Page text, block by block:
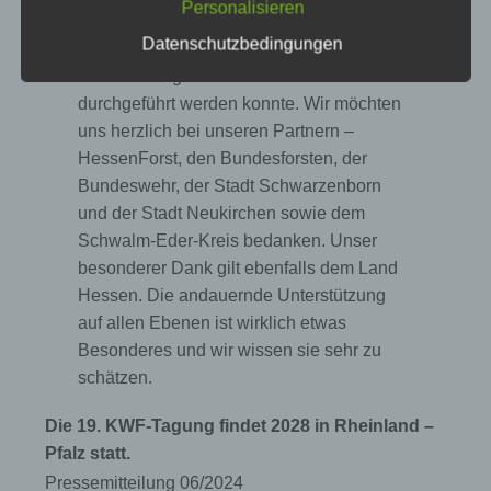
dieses Arbeitsumfangs nur in enormer
durchgeführt werden konnte. Wir möchten
uns herzlich bei unseren Partnern –
HessenForst, den Bundesforsten, der
Bundeswehr, der Stadt Schwarzenborn
und der Stadt Neukirchen sowie dem
Schwalm-Eder-Kreis bedanken. Unser
besonderer Dank gilt ebenfalls dem Land
Hessen. Die andauernde Unterstützung
auf allen Ebenen ist wirklich etwas
Besonderes und wir wissen sie sehr zu
schätzen.
Die 19. KWF-Tagung findet 2028 in Rheinland –
Pfalz statt.
Pressemitteilung 06/2024
personenbezogene Daten von dem für die
Verarbeitung Verantwortlichen verarbeitet
c) Verarbeitung
Verarbeitung ist jeder mit oder ohne Hilfe
automatisierter Verfahren ausgeführte Vorgang
oder jede solche Vorgangsreihe im
Zusammenhang mit personenbezogenen
Daten wie das Erheben, das Erfassen, die
Organisation, das Ordnen, die Speicherung,
die Anpassung oder Veränderung, das
Auslesen, das Abfragen, die Verwendung, die
Offenlegung durch Übermittlung, Verbreitung
oder eine andere Form der Bereitstellung, den
Abgleich oder die Verknüpfung, die
Vernichtung.
Personalisieren
Datenschutzbedingungen